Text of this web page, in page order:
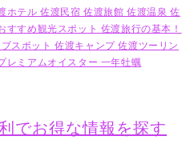
ホテル 佐渡民宿 佐渡旅館 佐渡温泉 佐
すめ観光スポット 佐渡旅行の基本！
スポット 佐渡キャンプ 佐渡ツーリン
レミアムオイスター 一年牡蠣
でお得な情報を探す